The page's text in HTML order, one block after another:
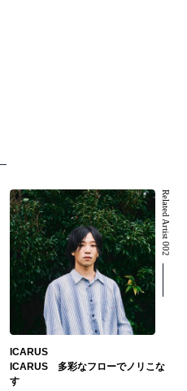
Related Artist 002
ICARUS
ICARUS 多彩なフローでノリこな
す